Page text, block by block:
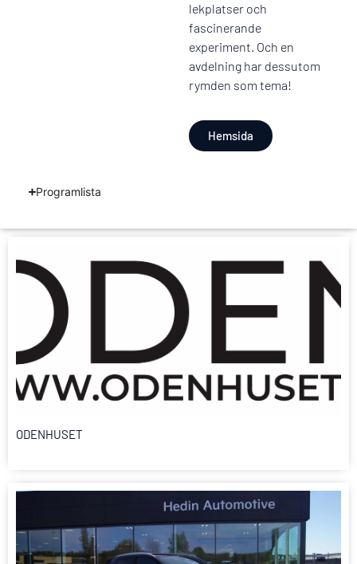
lekplatser och
fascinerande
experiment. Och en
avdelning har dessutom
rymden som tema!
Hemsida
Programlista
ODENHUSET